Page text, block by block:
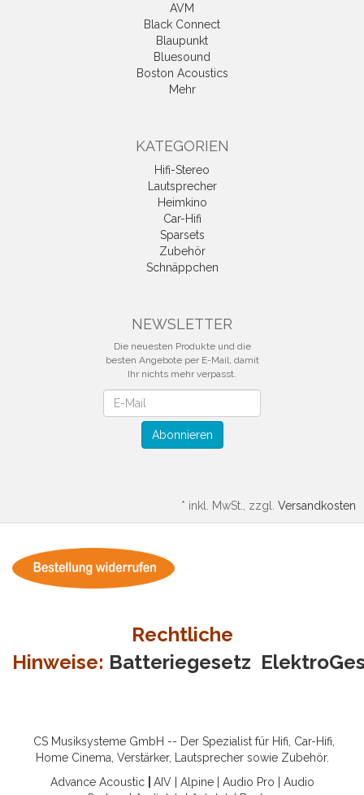
AVM
Black Connect
Blaupunkt
Bluesound
Boston Acoustics
Mehr
KATEGORIEN
Hifi-Stereo
Lautsprecher
Heimkino
Car-Hifi
Sparsets
Zubehör
Schnäppchen
NEWSLETTER
Die neuesten Produkte und die
besten Angebote per E-Mail, damit
Ihr nichts mehr verpasst.
Abonnieren
* inkl. MwSt., zzgl. Versandkosten
Rechtliche
Hinweise: Batteriegesetz
CS Musiksysteme GmbH -- Der Spezialist für Hifi, Car-Hifi,
Home Cinema, Verstärker, Lautsprecher sowie Zubehör.
Advance Acoustic
AIV| Alpine| Audio Pro | Audio